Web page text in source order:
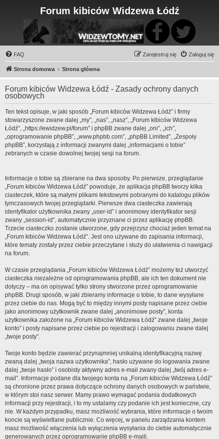
Forum kibiców Widzewa Łódź
FAQ Zaloguj się
Zarejestruj się
Strona domowa Strona główna
Forum kibiców Widzewa Łódź - Zasady ochrony danych
osobowych
Ten tekst opisuje, w jaki sposób „Forum kibiców Widzewa Łódź” i firmy
stowarzyszone zwane dalej „my”, „nas”, „nasz”, „Forum kibiców Widzewa
Łódź”, „https://ewidzew.pl/forum” i phpBB zwane dalej „oni”, „ich”,
„oprogramowanie phpBB”, „www.phpbb.com”, „phpBB Limited”, „Zespoły
phpBB”, korzystają z informacji zwanymi dalej „informacjami o tobie”
zebranych w czasie dowolnej twojej sesji na forum.
Informacje o tobie są zbierane na dwa sposoby. Po pierwsze, przeglądanie
„Forum kibiców Widzewa Łódź” powoduje, że aplikacja phpBB tworzy kilka
ciasteczek, które są małymi plikami tekstowymi pobranymi do katalogu plików
tymczasowych twojej przeglądarki. Pierwsze dwa ciasteczka zawierają
identyfikator użytkownika zwany „user-id” i anonimowy identyfikator sesji
zwany „session-id”, automatycznie przyznane ci przez aplikację phpBB.
Trzecie ciasteczko zostanie utworzone, gdy przejrzysz chociaż jeden temat na
„Forum kibiców Widzewa Łódź”. Jest ono używane do zapisania informacji,
które tematy zostały przez ciebie przeczytane i służy do ułatwienia ci nawigacji
na forum.
W czasie przeglądania „Forum kibiców Widzewa Łódź” możemy też utworzyć
ciasteczka niezależne od oprogramowania phpBB, ale ich ten dokument nie
dotyczy – ma on opisywać tylko strony stworzone przez oprogramowanie
phpBB. Drugi sposób, w jaki zbieramy informacje o tobie, to dane wysyłane
przez ciebie do nas. Mogą być to między innymi posty napisane przez ciebie
jako anonimowy użytkownik zwane dalej „anonimowe posty”, konta
użytkownika założone na „Forum kibiców Widzewa Łódź” zwane dalej „twoje
konto” i posty napisane przez ciebie po rejestracji i zalogowaniu zwane dalej
„twoje posty”.
Twoje konto będzie zawierać przynajmniej unikalną identyfikacyjną nazwę
zwaną dalej „twoja nazwa użytkownika”, hasło używane do logowania zwane
dalej „twoje hasło” i osobisty aktywny adres e-mail zwany dalej „twój adres e-
mail”. Informacje podane dla twojego konta na „Forum kibiców Widzewa Łódź”
są chronione przez prawa dotyczące ochrony danych osobowych w państwie,
w którym stoi nasz serwer. Mamy prawo wymagać podania dodatkowych
informacji przy rejestracji, i to my ustalamy czy podanie ich jest konieczne, czy
nie. W każdym przypadku, masz możliwość wybrania, które informacje o twoim
koncie są wyświetlane publicznie. Co więcej, w panelu zarządzania kontem
masz możliwość włączenia lub wyłączenia wysyłania do ciebie automatycznie
generowanych przez oprogramowanie phpBB e-maili.